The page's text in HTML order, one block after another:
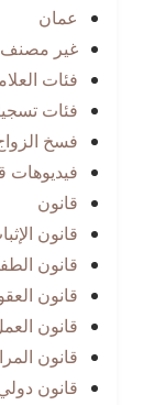
عمان
غير مصنف
فئات
فئات
فسخ
فيديوهات
قانون
قانون
قانون
قانون
قانون
قانون
قانون